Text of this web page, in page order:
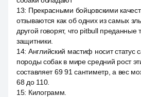
13: Прекрасными бойцовскими
отзываются как об одних из самых
другой говорят, что pitbull
защитники.
14: Английский мастиф носит статус
породы собак в мире средний рост
составляет 69 91 сантиметр, а вес
68 до 110.
15: Килограмм.